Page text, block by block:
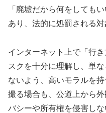
「廃墟だから何をしても
あり、法的に処罰される対
インターネット上で「行
スクを十分に理解し、単
ないよう、高いモラルを
撮る場合も、公道上から
バシーや所有権を侵害しな